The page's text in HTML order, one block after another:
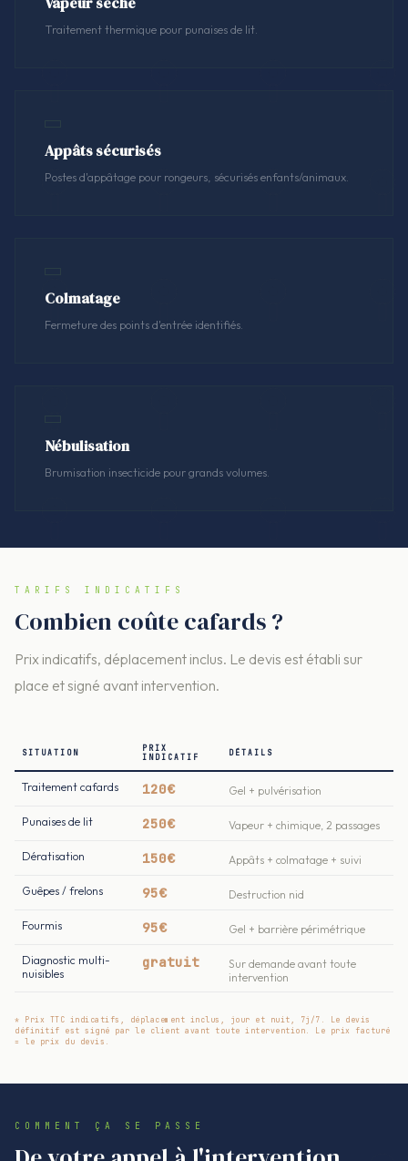
Traitement thermique pour punaises de lit.
Appâts sécurisés
Postes d'appâtage pour rongeurs, sécurisés enfants/animaux.
Colmatage
Fermeture des points d'entrée identifiés.
Nébulisation
Brumisation insecticide pour grands volumes.
TARIFS INDICATIFS
Combien coûte cafards ?
Prix indicatifs, déplacement inclus. Le devis est établi sur
place et signé avant intervention.
SITUATION
PRIX
INDICATIF
DÉTAILS
Traitement cafards 120€ Gel + pulvérisation
Punaises de lit 250€ Vapeur + chimique, 2 passages
Dératisation 150€ Appâts + colmatage + suivi
Guêpes / frelons 95€ Destruction nid
Fourmis 95€ Gel + barrière périmétrique
Diagnostic multi-
nuisibles
gratuit
Sur demande avant toute
intervention
* Prix TTC indicatifs, déplacement inclus, jour et nuit, 7j/7. Le devis
définitif est signé par le client avant toute intervention. Le prix facturé
= le prix du devis.
COMMENT ÇA SE PASSE